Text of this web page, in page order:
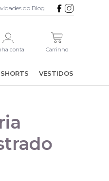
do Blog
conta Carrinho
SHORTS VESTIDOS